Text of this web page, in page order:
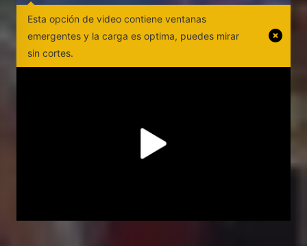
Esta opción de video contiene ventanas
emergentes y la carga es optima, puedes mirar
sin cortes.